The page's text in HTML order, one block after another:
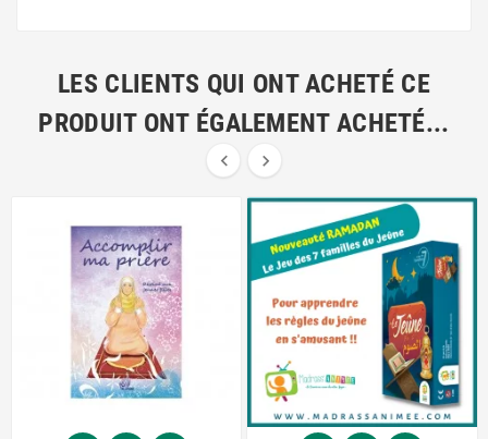
LES CLIENTS QUI ONT ACHETÉ CE
PRODUIT ONT ÉGALEMENT ACHETÉ...
 